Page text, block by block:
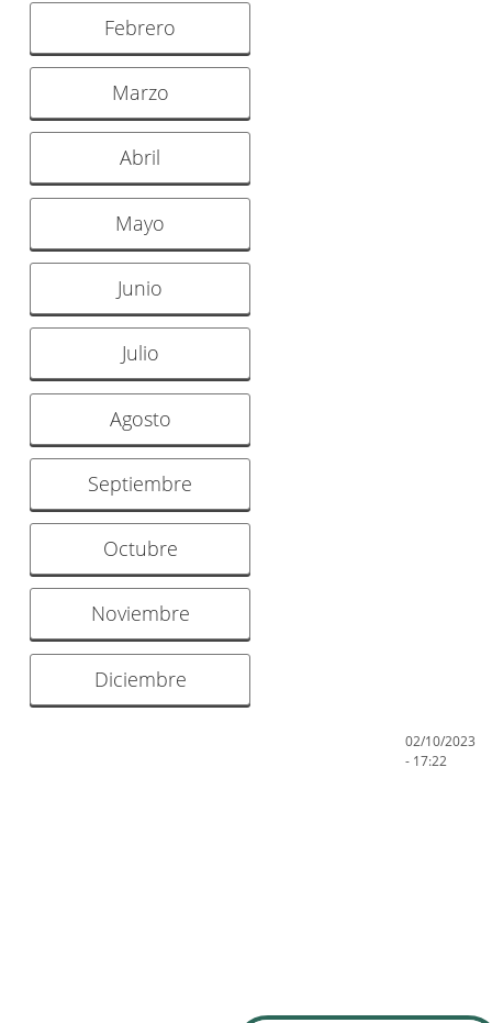
Febrero
Marzo
Abril
Mayo
Junio
Julio
Agosto
Septiembre
Octubre
Noviembre
Diciembre
02/10/2023
- 17:22